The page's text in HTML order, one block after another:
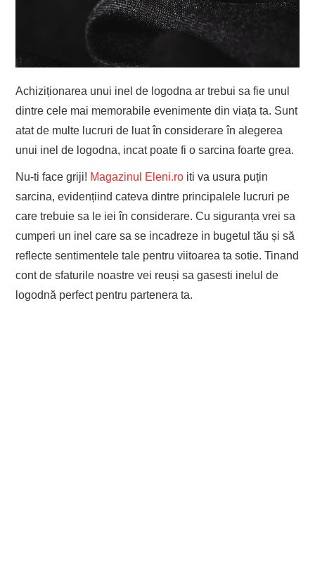
Achiziționarea unui inel de logodna ar trebui sa fie unul
dintre cele mai memorabile evenimente din viața ta. Sunt
atat de multe lucruri de luat în considerare în alegerea
unui inel de logodna, incat poate fi o sarcina foarte grea.
Nu-ti face griji! Magazinul Eleni.ro iti va usura puțin
sarcina, evidențiind cateva dintre principalele lucruri pe
care trebuie sa le iei în considerare. Cu siguranța vrei sa
cumperi un inel care sa se incadreze in bugetul tău și să
reflecte sentimentele tale pentru viitoarea ta sotie. Tinand
cont de sfaturile noastre vei reuși sa gasesti inelul de
logodnă perfect pentru partenera ta.